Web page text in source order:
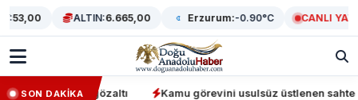
ALTIN:6.665,00 Erzurum:-0.90°C CANLI YAYIN
SON DAKİKA
64 gözaltı Kamu görevini usulsüz üstlenen sahte